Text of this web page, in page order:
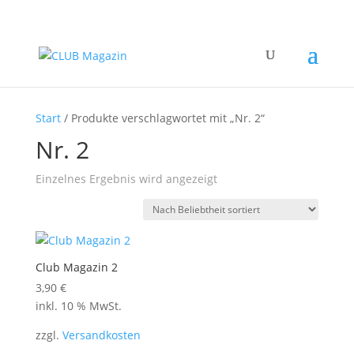
Start/ Produkte verschlagwortet mit „Nr. 2“
Nr. 2
Einzelnes Ergebnis wird angezeigt
Club Magazin 2
3,90 €
inkl. 10 % MwSt.
zzgl. Versandkosten